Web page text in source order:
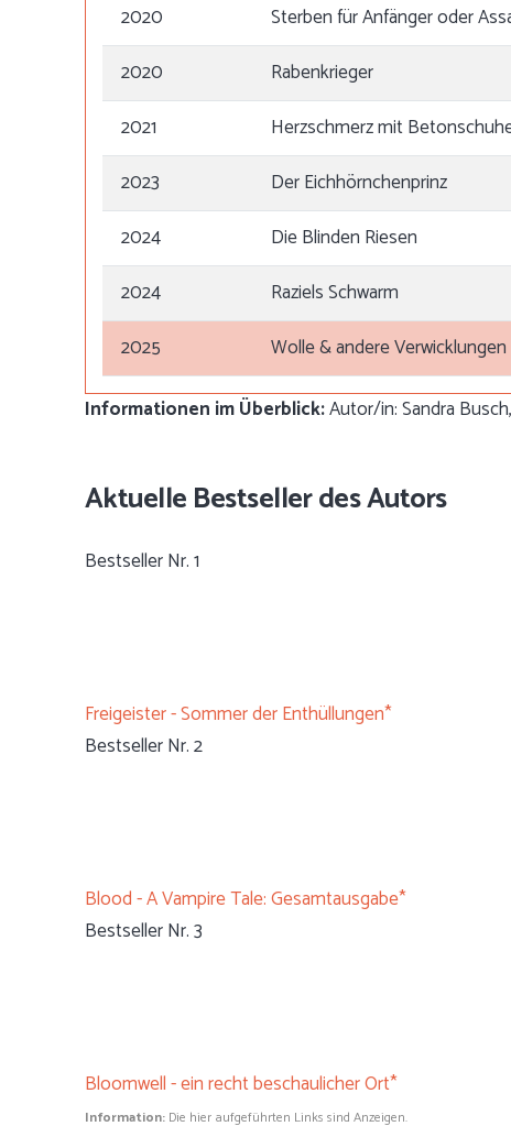
2020
Sterben für Anfänger oder
2020
Rabenkrieger
2021
Herzschmerz mit
2023
Der Eichhörnchenprinz
2024
Die Blinden Riesen
2024
Raziels Schwarm
2025
Wolle & andere Verwicklungen
Informationen im Überblick:Autor/in: Sandra
Aktuelle Bestseller des Autors
Bestseller Nr. 1
Freigeister - Sommer der Enthüllungen*
Bestseller Nr. 2
Blood - A Vampire Tale: Gesamtausgabe*
Bestseller Nr. 3
Bloomwell - ein recht beschaulicher Ort*
Information: Die hier aufgeführten Links sind Anzeigen.